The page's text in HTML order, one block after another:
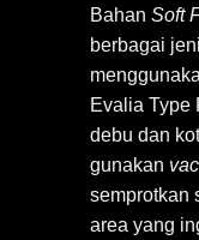
Bahan Soft
berbagai
Evalia Type
debu dan
gunakan
semprotkan
area yang